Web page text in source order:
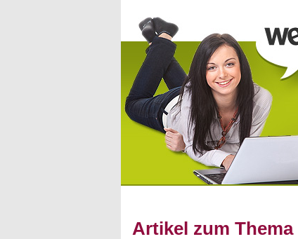
Artikel zum Thema